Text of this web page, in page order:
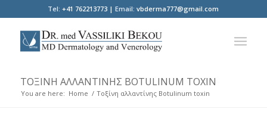
Tel: +41 762213773 |Email: vbderma777@gmail.com
ΤΟΞΊΝΗ ΑΛΛΑΝΤΊΝΗΣ BOTULINUM TOXIN
You are here: Home / Τοξίνη αλλαντίνης Botulinum toxin